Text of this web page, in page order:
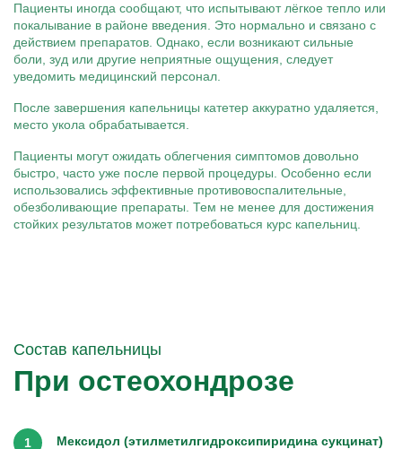
Пациенты иногда сообщают, что испытывают лёгкое тепло или
покалывание в районе введения. Это нормально и связано с
действием препаратов. Однако, если возникают сильные
боли, зуд или другие неприятные ощущения, следует
уведомить медицинский персонал.
После завершения капельницы катетер аккуратно удаляется,
место укола обрабатывается.
Пациенты могут ожидать облегчения симптомов довольно
быстро, часто уже после первой процедуры. Особенно если
использовались эффективные противовоспалительные,
обезболивающие препараты. Тем не менее для достижения
стойких результатов может потребоваться курс капельниц.
Состав капельницы
При остеохондрозе
Мексидол (этилметилгидроксипиридина сукцинат)